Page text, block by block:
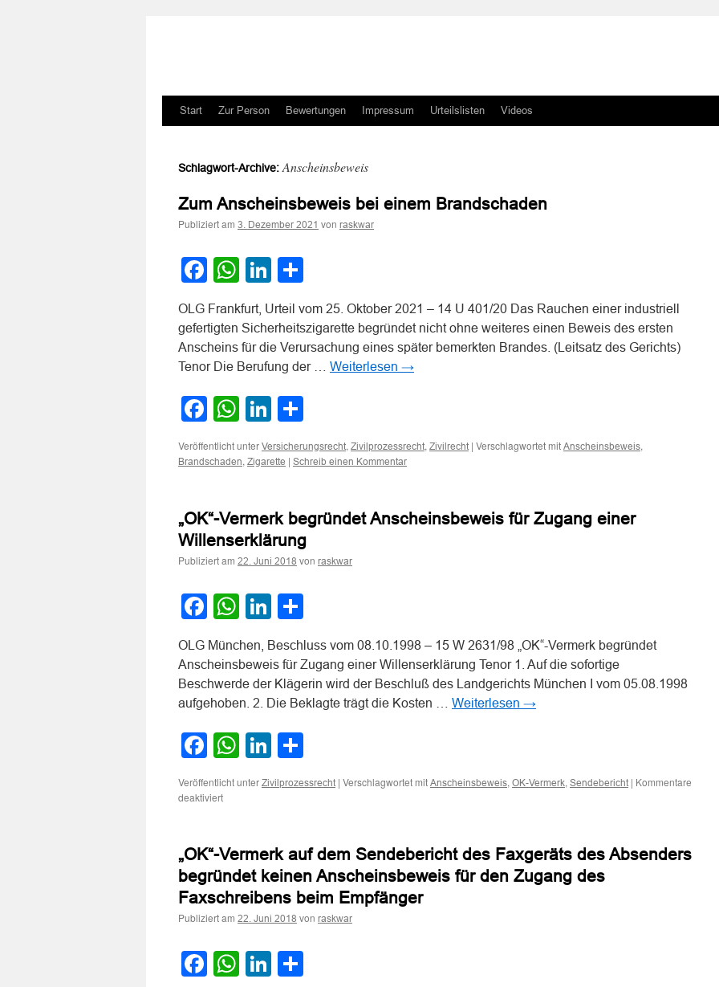
Zum
springen
Start Zur Person Bewertungen Impressum Urteilslisten Videos
Schlagwort-Archive: Anscheinsbeweis
Zum Anscheinsbeweis bei einem Brandschaden
Publiziert am 3. Dezember 2021 von raskwar
Facebook
WhatsApp
LinkedIn
OLG Frankfurt, Urteil vom 25. Oktober 2021 – 14 U 401/20 Das Rauchen einer industriell
gefertigten Sicherheitszigarette begründet nicht ohne weiteres einen Beweis des ersten
Anscheins für die Verursachung eines später bemerkten Brandes. (Leitsatz des Gerichts)
Tenor Die Berufung der … Weiterlesen →
Facebook
WhatsApp
LinkedIn
Veröffentlicht unter Versicherungsrecht, Zivilprozessrecht, Zivilrecht | Verschlagwortet mit Anscheinsbeweis,
Brandschaden, Zigarette | Schreib einen Kommentar
„OK“-Vermerk begründet Anscheinsbeweis für Zugang einer
Willenserklärung
Publiziert am 22. Juni 2018 von raskwar
Facebook
WhatsApp
LinkedIn
OLG München, Beschluss vom 08.10.1998 – 15 W 2631/98 „OK“-Vermerk begründet
Anscheinsbeweis für Zugang einer Willenserklärung Tenor 1. Auf die sofortige
Beschwerde der Klägerin wird der Beschluß des Landgerichts München I vom 05.08.1998
aufgehoben. 2. Die Beklagte trägt die Kosten … Weiterlesen →
Facebook
WhatsApp
LinkedIn
Veröffentlicht unter Zivilprozessrecht | Verschlagwortet mit Anscheinsbeweis, OK-Vermerk, Sendebericht | Kommentare
deaktiviertfür
Anscheinsbeweis
Zugang
einer
Willenserklärung
„OK“-Vermerk auf dem Sendebericht des Faxgeräts des Absenders
begründet keinen Anscheinsbeweis für den Zugang des
Faxschreibens beim Empfänger
Publiziert am 22. Juni 2018 von raskwar
Facebook
WhatsApp
LinkedIn